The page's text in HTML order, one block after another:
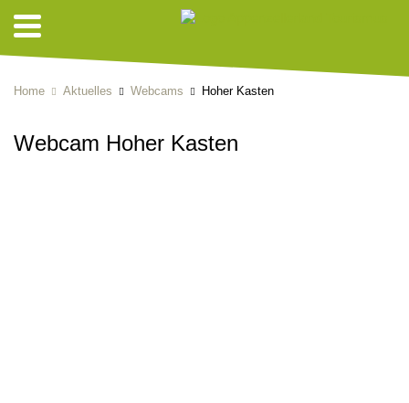
Home Aktuelles Webcams Hoher Kasten
Webcam Hoher Kasten